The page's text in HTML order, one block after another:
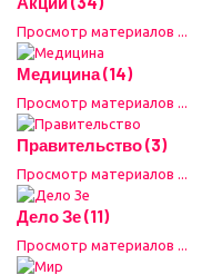
Просмотр материалов ...
Медицина (14)
Просмотр материалов ...
Правительство (3)
Просмотр материалов ...
Дело Зе (11)
Просмотр материалов ...